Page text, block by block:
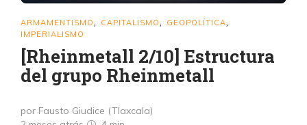
ARMAMENTISMO CAPITALISMO GEOPOLÍTICA
IMPERIALISMO
[Rheinmetall 2/10] Estructura
del grupo Rheinmetall
por Fausto Giudice (Tlaxcala)